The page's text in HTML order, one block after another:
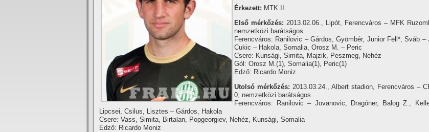
Érkezett: MTK II.
Első mérkőzés: 2013.02.06., Lipót, Ferencváros – MFK
nemzetközi barátságos
Ferencváros: Ranilovic – Gárdos, Gyömbér, Junior Fell*, Sváb –
Cukic – Hakola, Somalia, Orosz M. – Peric
Csere: Kunsági, Simita, Majzik, Peszmeg, Nehéz
Gól: Orosz M.(1), Somalia(1), Peric(1)
Edző: Ricardo Moniz
Utolsó mérkőzés: 2013.03.24., Albert stadion, Ferencváros –
0, nemzetközi barátságos
Ferencváros: Ranilovic – Jovanovic, Dragóner, Balog Z.,
Lipcsei, Csilus, Lisztes – Gárdos, Hakola
Csere: Vass, Simita, Birtalan, Popgeorgiev, Nehéz, Kunsági, Somalia
Edző: Ricardo Moniz